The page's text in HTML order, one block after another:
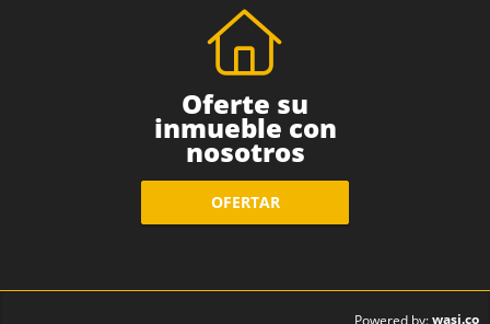
Oferte su
inmueble con
nosotros
OFERTAR
Powered by:wasi.co